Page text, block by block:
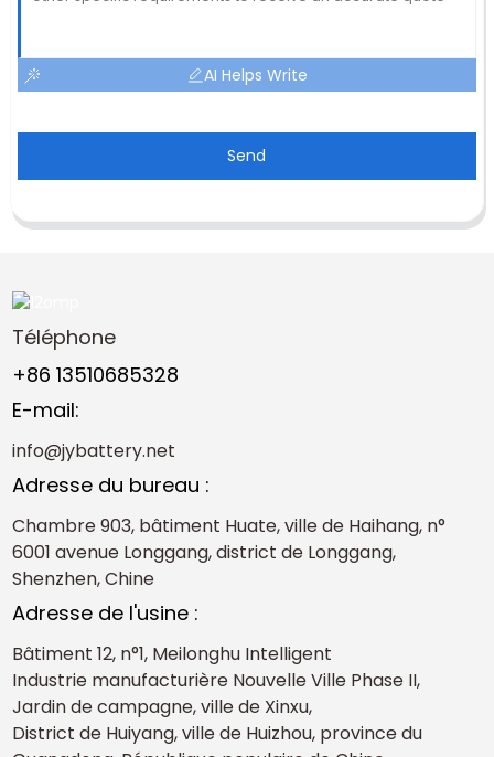
AI Helps Write
Send
Téléphone
+86 13510685328
E-mail:
info@jybattery.net
Adresse du bureau :
Chambre 903, bâtiment Huate, ville de Haihang, n°
6001 avenue Longgang, district de Longgang,
Shenzhen, Chine
Adresse de l'usine :
Bâtiment 12, n°1, Meilonghu Intelligent
Industrie manufacturière Nouvelle Ville Phase II,
Jardin de campagne, ville de Xinxu,
District de Huiyang, ville de Huizhou, province du